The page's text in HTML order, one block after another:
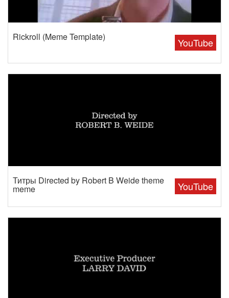
YouTube
Rickroll (Meme Template)
YouTube
Титры Directed by Robert B Weide theme
meme